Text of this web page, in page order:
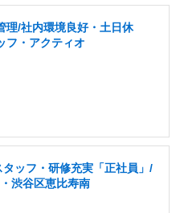
理/社内環境良好・土日休
フ・アクティオ
ッフ・研修充実「正社員」/
渋谷区恵比寿南